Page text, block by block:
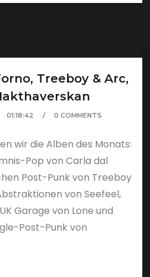
Treeboy & Arc,
01:18:42 0 COMMENTS
wir die Alben des Monats:
Pop von Carla dal
Post-Punk von Treeboy
von Seefeel,
Garage von Lone und
Post-Punk von